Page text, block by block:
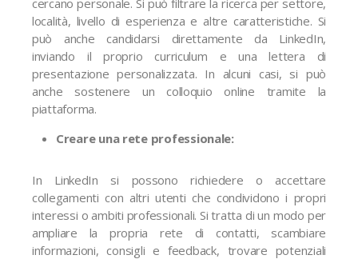
cercano personale. Si può filtrare la ricerca per settore,
località, livello di esperienza e altre caratteristiche. Si
può anche candidarsi direttamente da LinkedIn,
inviando il proprio curriculum e una lettera di
presentazione personalizzata. In alcuni casi, si può
anche sostenere un colloquio online tramite la
piattaforma.
Creare una rete professionale:
In LinkedIn si possono richiedere o accettare
collegamenti con altri utenti che condividono i propri
interessi o ambiti professionali. Si tratta di un modo per
ampliare la propria rete di contatti, scambiare
informazioni, consigli e feedback, trovare potenziali